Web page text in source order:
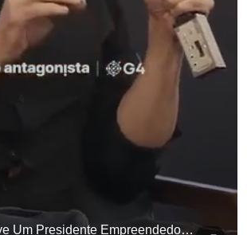
"O Brasil Já Teve Um Presidente Empreendedor?"